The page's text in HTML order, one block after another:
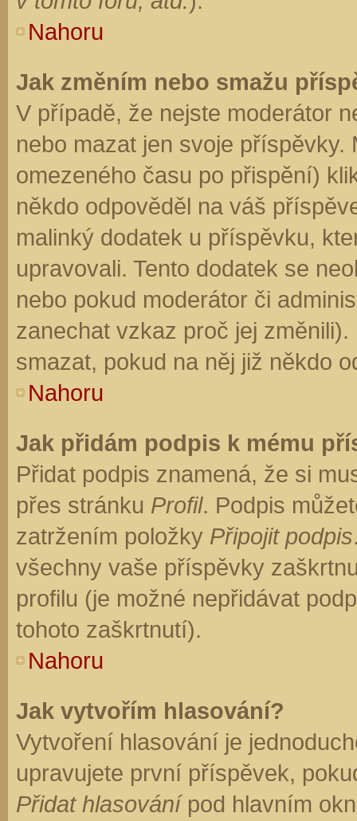
Nahoru
Jak změním nebo smažu
V případě, že nejste moderátor
nebo mazat jen svoje
omezeného času po přispění)
někdo odpověděl na váš
malinký dodatek u příspěvku,
upravovali. Tento dodatek se
nebo pokud moderátor či
zanechat vzkaz proč jej
smazat, pokud na něj již někdo
Nahoru
Jak přidám podpis k mému
Přidat podpis znamená, že si
přes stránku Profil. Podpis
zatržením položky Připojit podpis
všechny vaše příspěvky
profilu (je možné nepřidávat
tohoto zaškrtnutí).
Nahoru
Jak vytvořím hlasování?
Vytvoření hlasování je
upravujete první příspěvek,
Přidat hlasovánípod hlavním